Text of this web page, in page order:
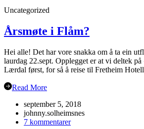
Uncategorized
Årsmøte i Flåm?
Hei alle! Det har vore snakka om å ta ein
laurdag 22.sept. Opplegget er at vi deltek
Lærdal først, for så å reise til Fretheim
Read More
september 5, 2018
johnny.solheimsnes
7 kommentarertil